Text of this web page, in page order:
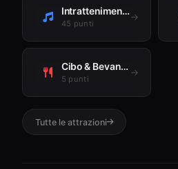
Intrattenimento
45 punti
→
Cibo & Bevande
5 punti
→
Tutte le attrazioni